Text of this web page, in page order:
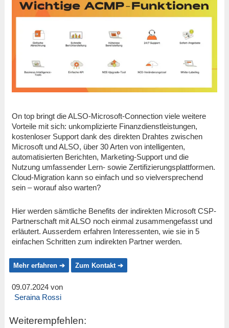
On top bringt die ALSO-Microsoft-Connection viele weitere
Vorteile mit sich: unkomplizierte Finanzdienstleistungen,
kostenloser Support dank des direkten Drahtes zwischen
Microsoft und ALSO, über 30 Arten von intelligenten,
automatisierten Berichten, Marketing-Support und die
Nutzung umfassender Lern- sowie Zertifizierungsplattformen.
Cloud-Migration kann so einfach und so vielversprechend
sein – worauf also warten?
Hier werden sämtliche Benefits der indirekten Microsoft CSP-
Partnerschaft mit ALSO noch einmal zusammengefasst und
erläutert. Ausserdem erfahren Interessenten, wie sie in 5
einfachen Schritten zum indirekten Partner werden.
Mehr erfahren ➔ Zum Kontakt ➔
09.07.2024 von
Seraina Rossi
Weiterempfehlen: